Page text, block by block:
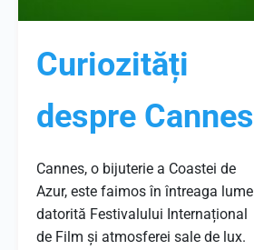
Curiozități
despre Cannes
Cannes, o bijuterie a Coastei de
Azur, este faimos în întreaga lume
datorită Festivalului Internațional
de Film și atmosferei sale de lux.